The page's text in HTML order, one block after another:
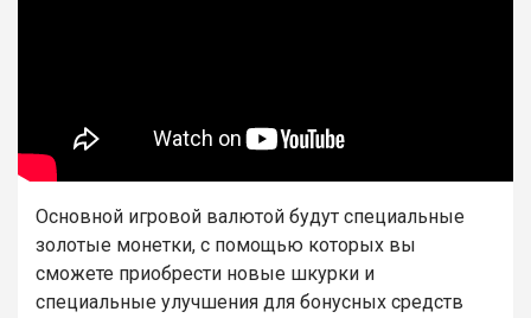
Основной игровой валютой будут специальные
золотые монетки, с помощью которых вы
сможете приобрести новые шкурки и
специальные улучшения для бонусных средств